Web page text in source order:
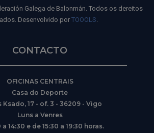
Galega de Balonmán. Todos os dereitos
Desenvolvido por TOOOLS.
CONTACTO
OFICINAS CENTRAIS
Casa do Deporte
Ksado, 17 - of. 3 - 36209 - Vigo
Luns a Venres
a 14:30 e de 15:30 a 19:30 horas.